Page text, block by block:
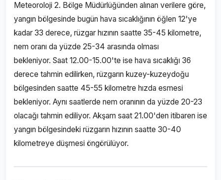
Meteoroloji 2. Bölge Müdürlüğünden alınan verilere göre,
yangın bölgesinde bugün hava sıcaklığının öğlen 12'ye
kadar 33 derece, rüzgar hızının saatte 35-45 kilometre,
nem oranı da yüzde 25-34 arasında olması
bekleniyor. Saat 12.00-15.00'te ise hava sıcaklığı 36
derece tahmin edilirken, rüzgarın kuzey-kuzeydoğu
bölgesinden saatte 45-55 kilometre hızda esmesi
bekleniyor. Aynı saatlerde nem oranının da yüzde 20-23
olacağı tahmin ediliyor. Akşam saat 21.00'den itibaren ise
yangın bölgesindeki rüzgarın hızının saatte 30-40
kilometreye düşmesi öngörülüyor.